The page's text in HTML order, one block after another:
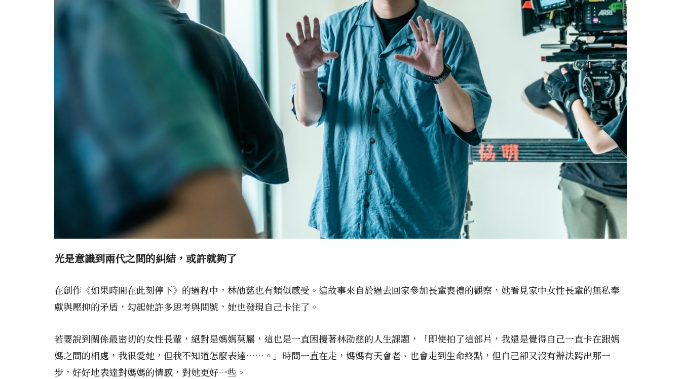
光是意識到兩代之間的糾結，或許就夠了
在創作《如果時間在此刻停下》的過程中，林劭慈也有類似感受。這故事來自於過去回家參加長輩喪禮的觀察，她看見家中女性長輩的無私奉
獻與壓抑的矛盾，勾起她許多思考與問號，她也發現自己卡住了。
若要說到關係最密切的女性長輩，絕對是媽媽莫屬，這也是一直困擾著林劭慈的人生課題，「即使拍了這部片，我還是覺得自己一直卡在跟媽
媽之間的相處，我很愛她，但我不知道怎麼表達……。」時間一直在走，媽媽有天會老、也會走到生命終點，但自己卻又沒有辦法跨出那一
步，好好地表達對媽媽的情感，對她更好一些。